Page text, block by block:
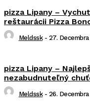
pizza Lipany –
reštaurácii Pizza
Meldssk - 27.
pizza Lipany –
nezabudnuteľný
Meldssk - 26.